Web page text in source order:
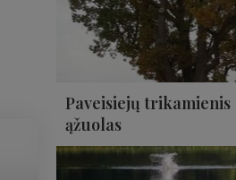
Paveisiejų trikamienis
ąžuolas